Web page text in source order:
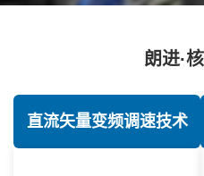
朗进·
直流矢量变频调速技术